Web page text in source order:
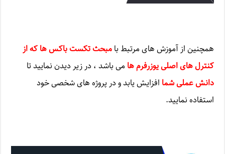
همچنین از آموزش های مرتبط بامبحث تکست باکس ها که از
کنترل های اصلی یوزرفرم ها می باشد ، در زیر دیدن نمایید تا
دانش عملی شما افزایش یابد و در پروژه های شخصی خود
استفاده نمایید.